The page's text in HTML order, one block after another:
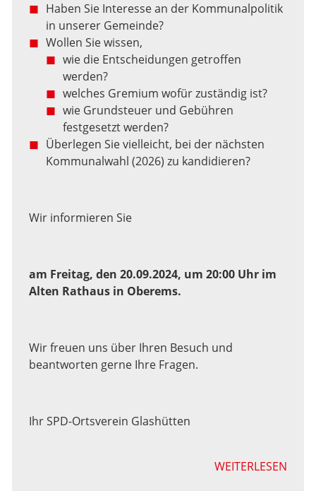
Haben Sie Interesse an der Kommunalpolitik
in unserer Gemeinde?
Wollen Sie wissen,
wie die Entscheidungen getroffen
werden?
welches Gremium wofür zuständig ist?
wie Grundsteuer und Gebühren
festgesetzt werden?
Überlegen Sie vielleicht, bei der nächsten
Kommunalwahl (2026) zu kandidieren?
Wir informieren Sie
am Freitag, den 20.09.2024, um 20:00 Uhr im
Alten Rathaus in Oberems.
Wir freuen uns über Ihren Besuch und
beantworten gerne Ihre Fragen.
Ihr SPD-Ortsverein Glashütten
WEITERLESEN